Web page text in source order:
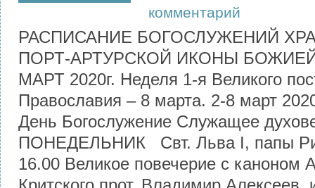
комментарий
РАСПИСАНИЕ БОГОСЛУЖЕНИЙ
ПОРТ-АРТУРСКОЙ ИКОНЫ
МАРТ 2020г. Неделя 1-я Великого
Православия – 8 марта. 2-8 март
День Богослужение Служащее
ПОНЕДЕЛЬНИК Свт. Льва I, папы
16.00 Великое повечерие с каноном